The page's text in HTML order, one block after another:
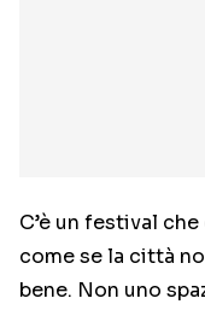
C’è un festival
come se la città
bene. Non uno